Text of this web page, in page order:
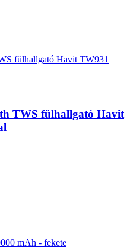
TWS fülhallgató Havit